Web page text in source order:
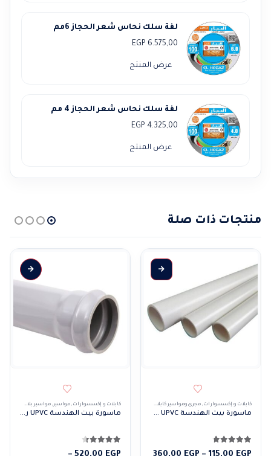
لفة سلك نحاس شعر الحجاز 6مم
6.575,00
EGP
عرض المنتج
لفة سلك نحاس شعر الحجاز 4 مم
4.325,00
EGP
عرض المنتج
منتجات ذات صلة
كابلات و إكسسوارات , مجرى ومواسير كابلات مواسير بلاستيك
ماسورة بيت الهندسة UPVC سمك ثقيل (لون أبيض)
4.67 من 5
نطاق
كابلات و إكسسوارات , مواسير , مواسير بلاستيك
ماسورة بيت الهندسة UPVC رأس وذيل 6 متر (لون رمادي)
4.33 من 5